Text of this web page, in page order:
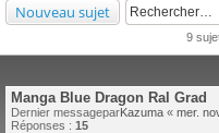
Nouveau sujet
9
Manga Blue Dragon Ral Grad
Dernier messageparKazuma « mer.
Réponses : 15